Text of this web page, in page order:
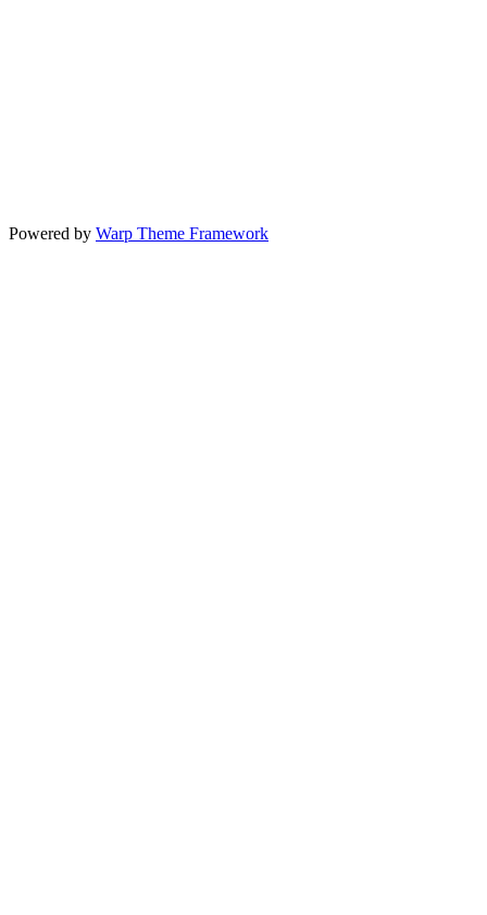
Powered by Warp Theme Framework